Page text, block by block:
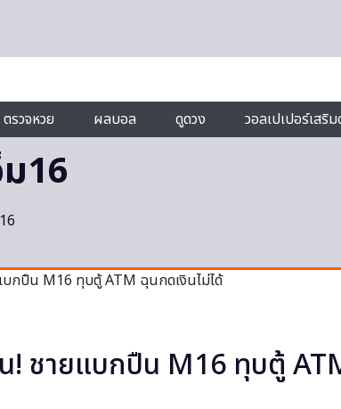
ตรวจหวย ผลบอล ดูดวง วอลเปเปอร์เสริ
16
! ชายแบกปืน M16 ทุบตู้